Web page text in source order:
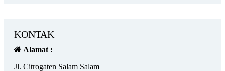
KONTAK
Alamat :
Jl. Citrogaten Salam Salam